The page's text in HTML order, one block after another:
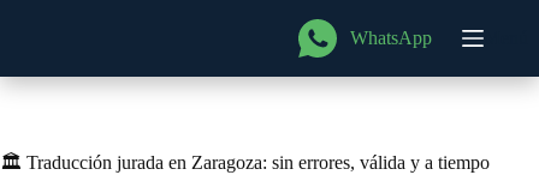
WhatsApp
🏛️ Traducción jurada en Zaragoza: sin errores, válida y a tiempo